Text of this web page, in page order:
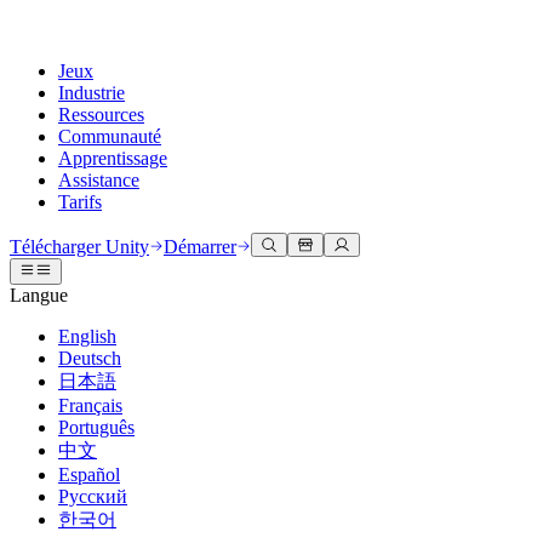
Jeux
Industrie
Ressources
Communauté
Apprentissage
Assistance
Tarifs
Moteur Unity
Créez des jeux 2D et 3D pour n'importe quelle plateforme
Collaboration
Collaborez et itérez rapidement avec votre équipe
Télécharger Unity
Offres et tarifs
Déployez
Multiplateforme
Collaboration 3D
Construisez et révisez des projets 3D en temps réel
Formation immersive
Entraînez-vous dans des environnements immersifs
Expériences client
Créez des expériences interactives 3D
Secteurs
Fabrication
Documentation
Outils de développement
Versions de publication et suivi des problèmes
Feuille de route
Examiner les fonctionnalités à venir
Glossaire
Discussions
Événements
Événements mondiaux et locaux
Histoires de la communauté
Made with Unity
Mise en avant des créateurs Unity
Unity Learn
Maîtrisez les compétences Unity gratuitement
Formation professionnelle
Améliorez votre équipe avec des formateurs Unity
Vous découvrez Unity ?
Démarrer
Démarrez votre apprentissage
Parcours essentiels Unity
Obtenir de l'aide
Vous aider à réussir avec Unity
Plans de succès
Atteignez vos objectifs plus rapidement avec un support expert
FAQ
Réponses aux questions courantes
Contactez-nous.
Connectez-vous avec notre équipe
Télécharger Unity Démarrer
Langue
English
Deutsch
日本語
Français
Português
中文
Español
Русский
한국어